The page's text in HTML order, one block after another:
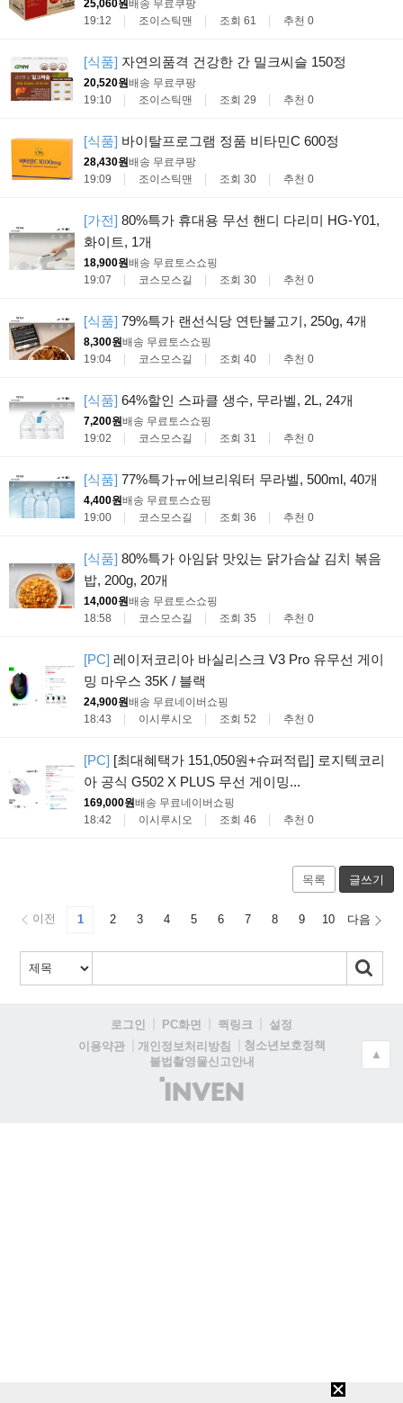
25,060원배송 무료 쿠팡
19:12
조이스틱맨 조회 61 추천 0
[식품] 자연의품격 건강한 간 밀크씨슬 150정
20,520원배송 무료 쿠팡
19:10
조이스틱맨 조회 29 추천 0
[식품] 바이탈프로그램 정품 비타민C 600정
28,430원배송 무료 쿠팡
19:09
조이스틱맨 조회 30 추천 0
[가전] 80%특가 휴대용 무선 핸디 다리미 HG-Y01,
화이트, 1개
18,900원배송 무료 토스쇼핑
19:07
코스모스길 조회 30 추천 0
[식품] 79%특가 랜선식당 연탄불고기, 250g, 4개
8,300원배송 무료 토스쇼핑
19:04
코스모스길 조회 40 추천 0
[식품] 64%할인 스파클 생수, 무라벨, 2L, 24개
7,200원배송 무료 토스쇼핑
19:02
코스모스길 조회 31 추천 0
[식품] 77%특가ㅠ에브리워터 무라벨, 500ml, 40개
4,400원배송 무료 토스쇼핑
19:00
코스모스길 조회 36 추천 0
[식품] 80%특가 아임닭 맛있는 닭가슴살 김치 볶음
밥, 200g, 20개
14,000원배송 무료 토스쇼핑
18:58
코스모스길 조회 35 추천 0
[PC] 레이저코리아 바실리스크 V3 Pro 유무선 게이
밍 마우스 35K / 블랙
24,900원배송 무료네이버쇼핑
18:43
이시루시오 조회 52 추천 0
[PC] [최대혜택가 151,050원+슈퍼적립] 로지텍코리
아 공식 G502 X PLUS 무선 게이밍...
169,000원배송 무료네이버쇼핑
18:42
이시루시오 조회 46 추천 0
목록 글쓰기
이전 1 2 3 4 5 6 7 8 9 10 다음
로그인 PC화면 퀵링크
설정
이용약관
개인정보처리방침
청소년보호정책
불법촬영물신고안내
(주)
인
▲